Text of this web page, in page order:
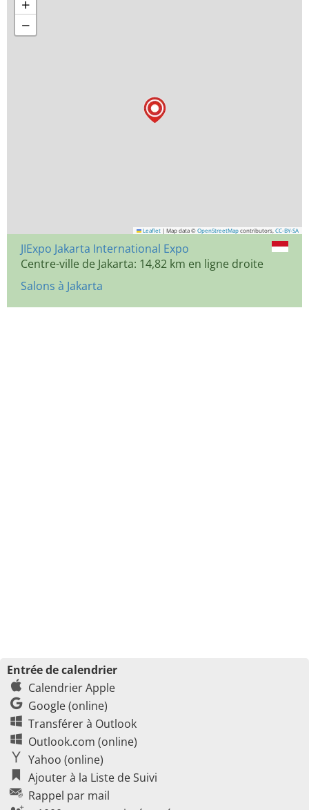
+
−
Leaflet | Map data © OpenStreetMap contributors, CC-BY-SA
JIExpo Jakarta International Expo
Centre-ville de Jakarta: 14,82 km en ligne droite
Salons à Jakarta
Entrée de calendrier
Calendrier Apple
Google (online)
Transférer à Outlook
Outlook.com (online)
Yahoo (online)
Ajouter à la Liste de Suivi
Rappel par mail